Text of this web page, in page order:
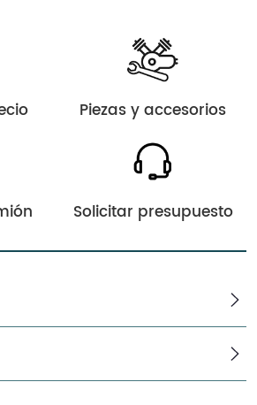
Piezas y accesorios
Solicitar presupuesto